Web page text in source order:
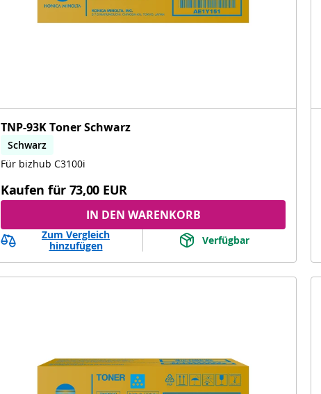
TNP-93K Toner Schwarz
Schwarz
Für bizhub C3100i
Kaufen für 73,00 EUR
IN DEN WARENKORB
Zum Vergleich
hinzufügen
Verfügbar